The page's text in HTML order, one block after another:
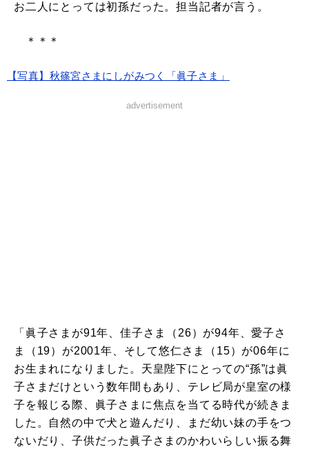
お二人にとっては初孫だった。担当記者が言う。
＊＊＊
【写真】秋篠宮さまにしがみつく「眞子さま」
advertisement
「眞子さまが91年、佳子さま（26）が94年、愛子さ
ま（19）が2001年、そして悠仁さま（15）が06年に
お生まれになりました。天皇陛下にとっての“孫”は眞
子さまだけという数年間もあり、テレビ局が皇室の様
子を報じる際、眞子さまに焦点を当てる時代が続きま
した。自然の中で犬と遊んだり、まだ幼い妹の手をつ
ないだり、子供だった眞子さまのかわいらしい振る舞